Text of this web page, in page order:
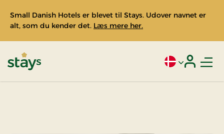
Small Danish Hotels er blevet til Stays. Udover navnet er
alt, som du kender det. Læs mere her.
Aktivt sprog: